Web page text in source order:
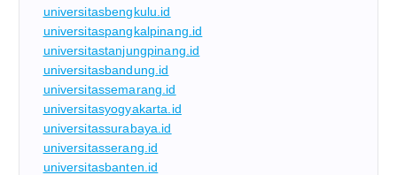
universitasbengkulu.id
universitaspangkalpinang.id
universitastanjungpinang.id
universitasbandung.id
universitassemarang.id
universitasyogyakarta.id
universitassurabaya.id
universitasserang.id
universitasbanten.id